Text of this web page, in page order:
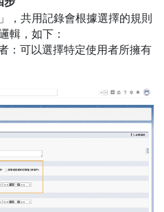
，共用記錄會根據選擇的規則
輯，如下：
：可以選擇特定使用者所擁有